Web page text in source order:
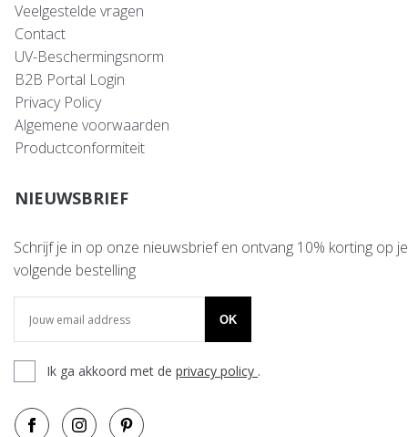
Veelgestelde vragen
Contact
UV-Beschermingsnorm
B2B Portal Login
Privacy Policy
Algemene voorwaarden
Productconformiteit
NIEUWSBRIEF
Schrijf je in op onze nieuwsbrief en ontvang 10% korting op je
volgende bestelling
OK
Ik ga akkoord met de privacy policy .